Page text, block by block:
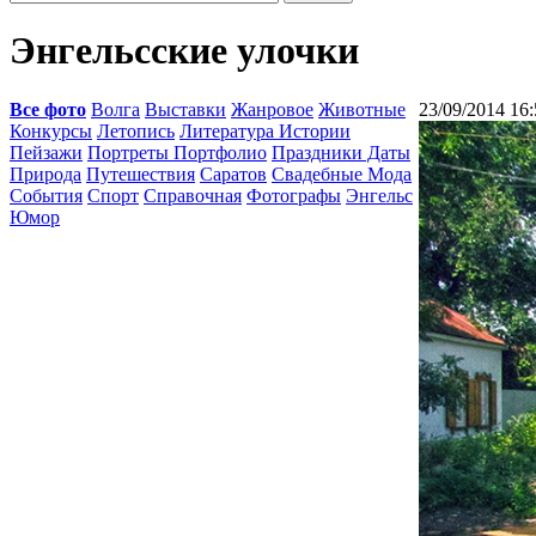
Энгельсские улочки
Все фото Волга Выставки Жанровое Животные
Конкурсы Летопись Литература Истории
Пейзажи Портреты Портфолио Праздники Даты
Природа Путешествия Саратов Свадебные Мода
События Спорт Справочная Фотографы Энгельс
Юмор
23/09/2014